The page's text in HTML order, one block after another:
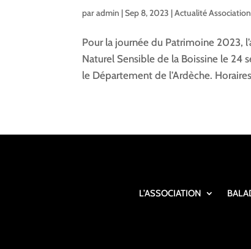
paradmin |Sep 8, 2023 |Actualité Association
Pour la journée du Patrimoine 2023,
Naturel Sensible de la Boissine le
le Département de l’Ardèche.
L’ASSOCIATION